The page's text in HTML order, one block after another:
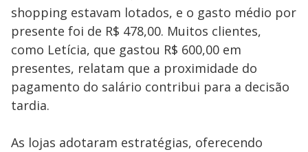
shopping estavam lotados, e o gasto médio por
presente foi de R$ 478,00. Muitos clientes,
como Letícia, que gastou R$ 600,00 em
presentes, relatam que a proximidade do
pagamento do salário contribui para a decisão
tardia.
As lojas adotaram estratégias, oferecendo